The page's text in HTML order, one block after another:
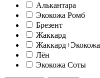
Алькантара
Экокожа Ромб
Брезент
Жаккард
Жаккард+Экокожа
Лён
Экокожа Соты